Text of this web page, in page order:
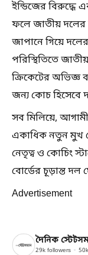
ইন্ডিজের বিরুদ্ধে
ফলে জাতীয় দলের
জাপানে গিয়ে
পরিস্থিতিতে
ক্রিকেটের অভিজ্ঞ
জন্য কোচ হিসেবে
সব মিলিয়ে,
একাধিক নতুন মুখ
নেতৃত্ব ও কোচিং
বোর্ডের চূড়ান্ত দল
Advertisement
দৈনিক
29k followers 50k